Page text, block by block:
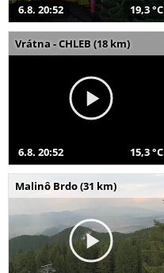
6.8. 20:52 19,3 °C
Vrátna - CHLEB (18 km)
6.8. 20:52 15,3 °C
Malinô Brdo (31 km)